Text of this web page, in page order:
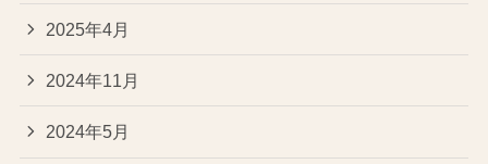
2025年4月
2024年11月
2024年5月